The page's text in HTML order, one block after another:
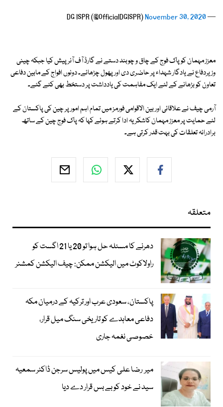
— DG ISPR (@OfficialDGISPR)
November 30, 2020
معزز مہمان کو پاک فوج کے چاق و چوبند دستے نے گارڈ آف آنر پیش کیا جبکہ چینی
وزیردفاع نے یادگار شہداء پر حاضری دی اور پھول چڑھائے۔ دونوں افواج کے مابین دفاعی
تعاون کو بڑھانے کے لئے ایک مفاہمت کی یادداشت پر دستخط بھی کئے گئے۔
آرمی چیف نے علاقائی اور بین الاقوامی فورمز میں تمام اہم امور پر چین کی پاکستان کے
لئے حمایت پر معزز مہمان کاشکریہ ادا کرتے ہوئے کہا کہ پاک فوج چین کے ساتھ
برادرانہ تعلقات کی بہت قدر کرتی ہے۔
متعلقہ
دھرنے کا مسئلہ حل ہوا تو 20 یا 21 اگست کو
راولاکوٹ میں الیکشن ممکن: چیف الیکشن کمشنر
پاکستان، سعودی عرب اور ترکیہ کے درمیان مکہ
دفاعی معاہدے کو تاریخی سنگ میل قرار،
خصوصی نغمہ جاری
میر رضا علی کیس میں پولیس سرجن ڈاکٹر سمعیہ
سید نے خود کو بے بس قرار دے دیا